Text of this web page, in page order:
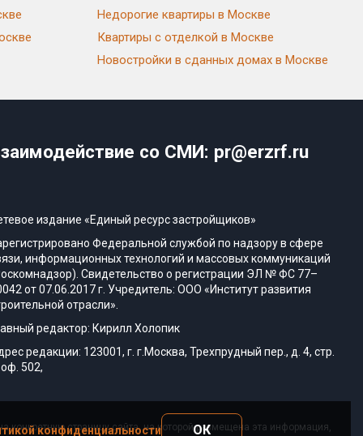
Недорогие квартиры в Москве
Квартиры с отделкой в Москве
Новостройки в сданных домах в Москве
со СМИ: pr@erzrf.ru
издание «Единый ресурс застройщиков»
Федеральной службой по надзору в сфере
информационных технологий и массовых коммуникаций
Свидетельство о регистрации ЭЛ № ФС 77–
от 07.06.2017 г. Учредитель: ООО «Институт развития
отрасли».
редактор: Кирилл Холопик
редакции: 123001, г. г.Москва, Трехпрудный пер., д. 4, стр.
оф. 502,
страницу сайта, на которой размещена эта информация,
конфиденциальности ОК